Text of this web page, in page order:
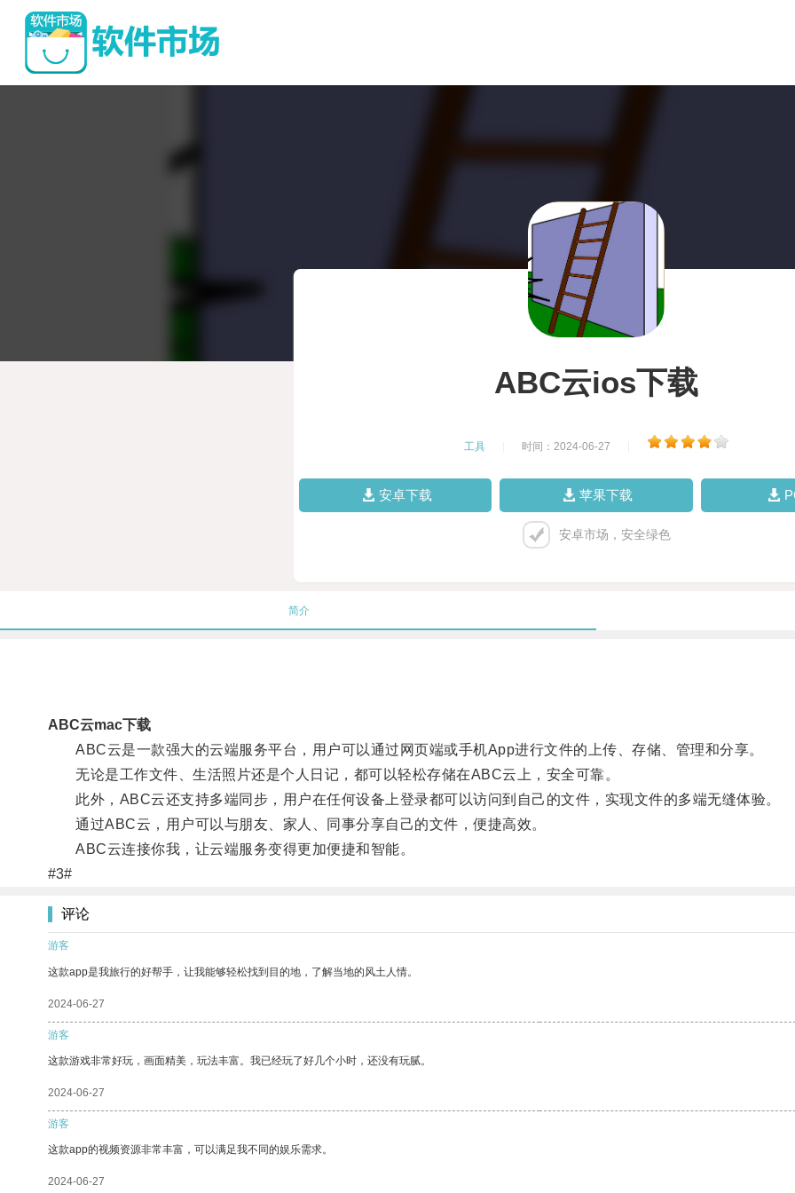
ABC云ios下载
工具 时间：2024-06-27
安卓下载 苹果下载
安卓市场，安全绿色
简介
ABC云mac下载
ABC云是一款强大的云端服务平台，用户可以通过网页端或手机App进行文件的上传、存储、管理和分享。
无论是工作文件、生活照片还是个人日记，都可以轻松存储在ABC云上，安全可靠。
此外，ABC云还支持多端同步，用户在任何设备上登录都可以访问到自己的文件，实现文件的多端无缝体验。
通过ABC云，用户可以与朋友、家人、同事分享自己的文件，便捷高效。
ABC云连接你我，让云端服务变得更加便捷和智能。
#3#
评论
游客
这款app是我旅行的好帮手，让我能够轻松找到目的地，了解当地的风土人情。
2024-06-27
游客
这款游戏非常好玩，画面精美，玩法丰富。我已经玩了好几个小时，还没有玩腻。
2024-06-27
游客
这款app的视频资源非常丰富，可以满足我不同的娱乐需求。
2024-06-27